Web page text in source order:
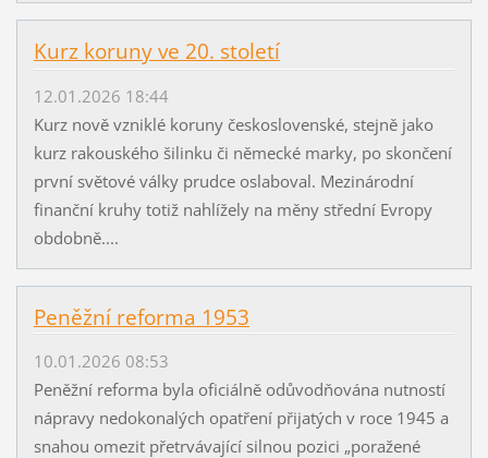
Kurz koruny ve 20. století
12.01.2026 18:44
Kurz nově vzniklé koruny československé, stejně jako
kurz rakouského šilinku či německé marky, po skončení
první světové války prudce oslaboval. Mezinárodní
finanční kruhy totiž nahlížely na měny střední Evropy
obdobně....
Peněžní reforma 1953
10.01.2026 08:53
Peněžní reforma byla oficiálně odůvodňována nutností
nápravy nedokonalých opatření přijatých v roce 1945 a
snahou omezit přetrvávající silnou pozici „poražené